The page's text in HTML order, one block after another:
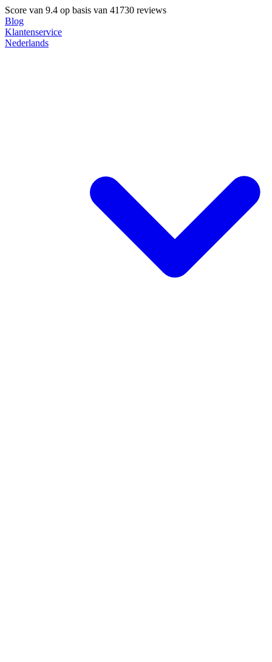
Score van 9.4 op basis van 41730 reviews
Blog
Klantenservice
Nederlands